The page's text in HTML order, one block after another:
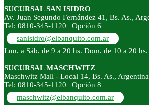
SUCURSAL SAN ISIDRO
Av. Juan Segundo Fernández 41, Bs. As.,
Tel: 0810-345-1120 | Opción 6
sanisidro@elbanquito.com.ar
Lun. a Sáb. de 9 a 20 hs. Dom. de 10 a 20 hs.
SUCURSAL MASCHWITZ
Maschwitz Mall - Local 14, Bs. As.,
Tel: 0810-345-1120 | Opción 8
maschwitz@elbanquito.com.ar